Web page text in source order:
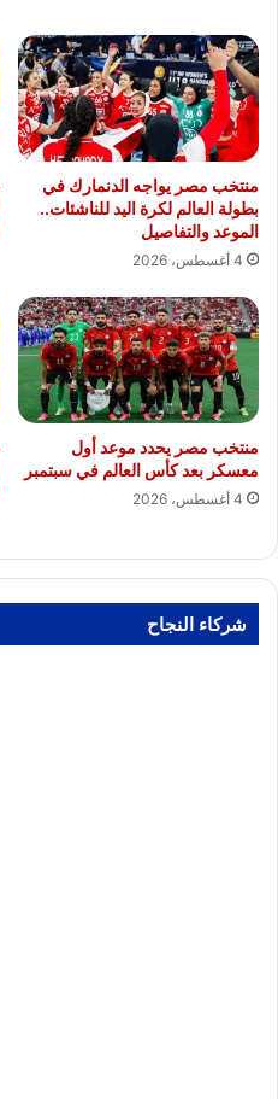
منتخب مصر يواجه الدنمارك في
بطولة العالم لكرة اليد للناشئات..
الموعد والتفاصيل
4 أغسطس، 2026
منتخب مصر يحدد موعد أول
معسكر بعد كأس العالم في سبتمبر
4 أغسطس، 2026
شركاء النجاح